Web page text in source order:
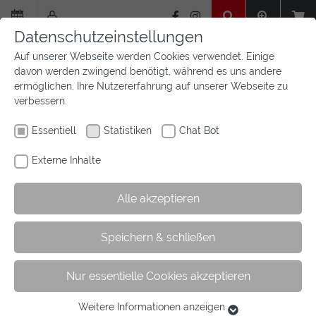
Zum
Hauptinhalt
springen
Sie
hier:
Startseite Aktuelles Newsfeed
Bronze für Charlotte Schulze Zurmussen
Datenschutzeinstellungen
Auf unserer Webseite werden Cookies verwendet. Einige
davon werden zwingend benötigt, während es uns andere
ermöglichen, Ihre Nutzererfahrung auf unserer Webseite zu
verbessern.
Essentiell Statistiken Chat Bot
Externe Inhalte
Alle akzeptieren
Speichern & schließen
Nur essentielle Cookies akzeptieren
Weitere Informationen anzeigen